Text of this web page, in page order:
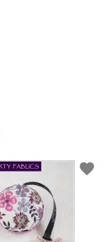
favorite